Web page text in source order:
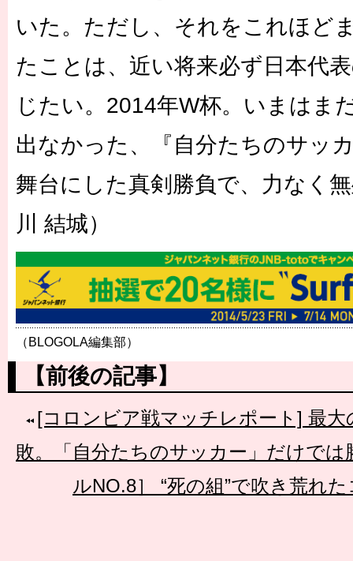
いた。ただし、それをこれほど
たことは、近い将来必ず日本代
じたい。2014年W杯。いまはま
出なかった、『自分たちのサッ
舞台にした真剣勝負で、力なく
川 結城）
（BLOGOLA編集部）
【前後の記事】
[コロンビア戦マッチレポート] 最
敗。「自分たちのサッカー」だけでは
ルNO.8］ “死の組”で吹き荒れ